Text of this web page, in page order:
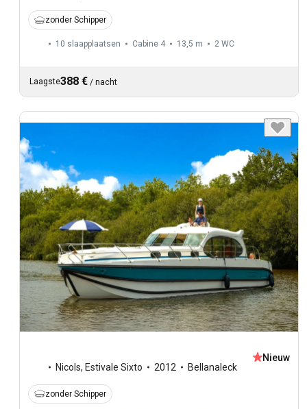
zonder Schipper
10 slaapplaatsen Cabine 4 13,5 m 2 WC
Laagste388 € / nacht
Nicols, Estivale Sixto 2012 Bellanaleck
Nieuw
zonder Schipper